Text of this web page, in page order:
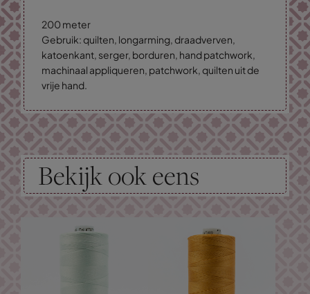
200 meter
Gebruik: quilten, longarming, draadverven,
katoenkant, serger, borduren, hand patchwork,
machinaal appliqueren, patchwork, quilten uit de
vrije hand.
Bekijk ook eens